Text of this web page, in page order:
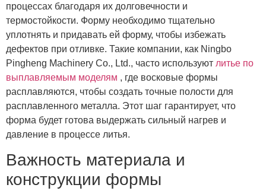
процессах благодаря их долговечности и
термостойкости. Форму необходимо тщательно
уплотнять и придавать ей форму, чтобы избежать
дефектов при отливке. Такие компании, как Ningbo
Pingheng Machinery Co., Ltd., часто используют литье по
выплавляемым моделям , где восковые формы
расплавляются, чтобы создать точные полости для
расплавленного металла. Этот шаг гарантирует, что
форма будет готова выдержать сильный нагрев и
давление в процессе литья.
Важность материала и
конструкции формы